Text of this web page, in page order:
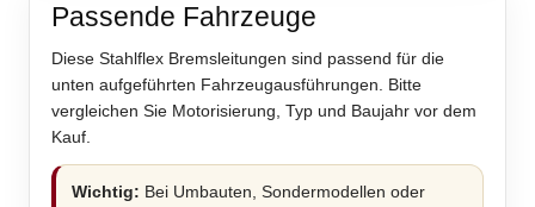
Passende Fahrzeuge
Diese Stahlflex Bremsleitungen sind passend für die
unten aufgeführten Fahrzeugausführungen. Bitte
vergleichen Sie Motorisierung, Typ und Baujahr vor dem
Kauf.
Wichtig: Bei Umbauten, Sondermodellen oder